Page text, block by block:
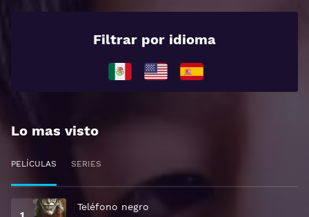
Filtrar por idioma
Lo mas visto
PELÍCULAS SERIES
Teléfono negro